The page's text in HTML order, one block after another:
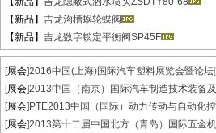
【新品】 吉龙沟槽蜗轮蝶阀
【新品】 吉龙数字锁定平衡阀SP45F
[展会]2016中国(上海)国际汽车塑料展览会暨论坛
[展会]2013中国（南京）国际汽车制造技术装备
[展会] PTE2013中国（国际）动力传动与自动化
[展会]2013第十二届中国北方（青岛）国际五金